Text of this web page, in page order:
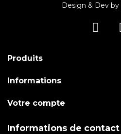
Design & Dev by
Produits
Informations
Votre compte
Informations de contact